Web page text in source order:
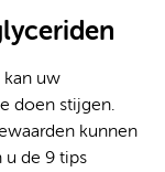
kan uw
doen stijgen.
kunnen
u de 9 tips